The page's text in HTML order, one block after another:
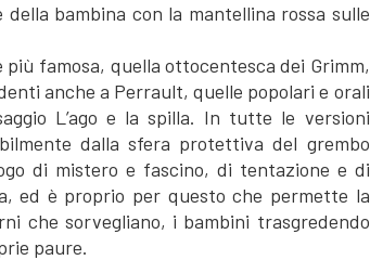
bambina con la mantellina rossa sulle
famosa, quella ottocentesca dei Grimm,
anche a Perrault, quelle popolari e orali
L’ago e la spilla. In tutte le versioni
dalla sfera protettiva del grembo
di mistero e fascino, di tentazione e di
ed è proprio per questo che permette la
che sorvegliano, i bambini trasgredendo
paure.